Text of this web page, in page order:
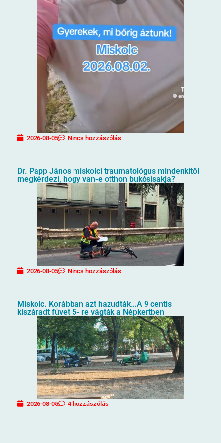
2026-08-05 Nincs hozzászólás
Dr. Papp János miskolci traumatológus mindenkitől
megkérdezi, hogy van-e otthon bukósisakja?
2026-08-05 Nincs hozzászólás
Miskolc. Korábban azt hazudták…A 9 centis
kiszáradt füvet 5- re vágták a Népkertben
2026-08-05 4 hozzászólás